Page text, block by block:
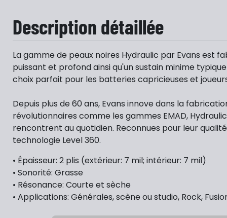
Description détaillée
La gamme de peaux noires Hydraulic par Evans est
puissant et profond ainsi qu'un sustain minime
choix parfait pour les batteries capricieuses et
Depuis plus de 60 ans, Evans innove dans la
révolutionnaires comme les gammes EMAD,
rencontrent au quotidien. Reconnues pour leur
technologie Level 360.
• Épaisseur: 2 plis (extérieur: 7 mil; intérieur: 7 mil)
• Sonorité: Grasse
• Résonance: Courte et sèche
• Applications: Générales, scène ou studio, Rock,